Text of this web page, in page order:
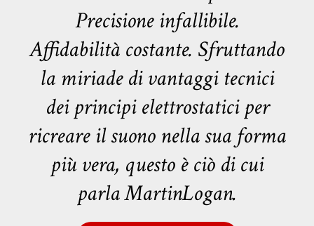
Precisione infallibile.
Affidabilità costante. Sfruttando
la miriade di vantaggi tecnici
dei principi elettrostatici per
ricreare il suono nella sua forma
più vera, questo è ciò di cui
parla MartinLogan.